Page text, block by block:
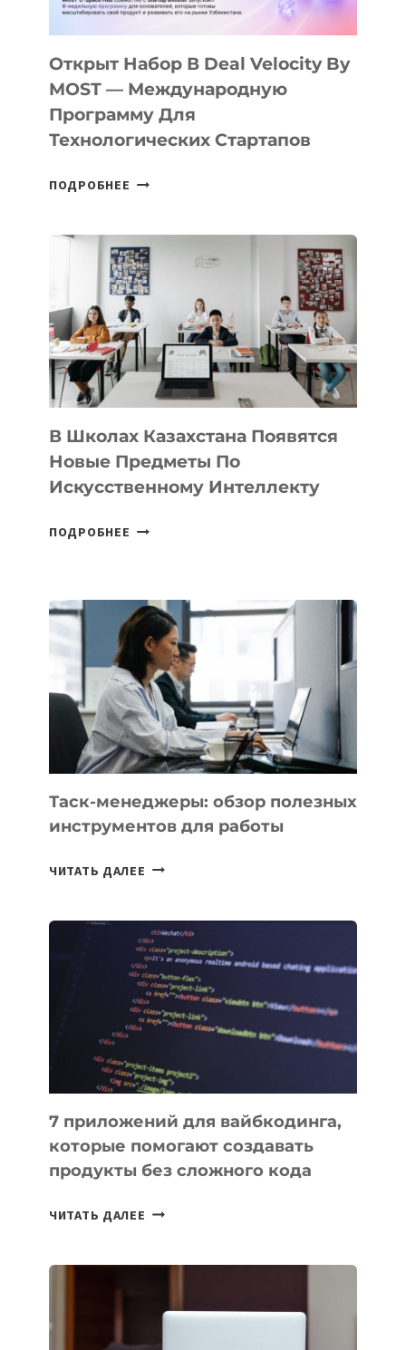
30
ПОДРОСТКАМ
БИЛЕТ
В
ПРЕДПРИНИМАТЕЛЬСТВО
Открыт Набор В Deal Velocity By
MOST — Международную
Программу Для
Технологических Стартапов
ПОДРОБНЕЕ ОТКРЫТ
DEAL
VELOCITY
BY
MOST
—
МЕЖДУНАРОДНУЮ
ПРОГРАММУ
ДЛЯ
ТЕХНОЛОГИЧЕСКИХ
В Школах Казахстана Появятся
Новые Предметы По
Искусственному Интеллекту
ПОДРОБНЕЕ
НОВЫЕ
ПРЕДМЕТЫ
ПО
ИСКУССТВЕННОМУ
ИНТЕЛЛЕКТУ
Таск-менеджеры: обзор полезных
инструментов для работы
ЧИТАТЬ ДАЛЕЕ ТАСК-
ПОЛЕЗНЫХ
ИНСТРУМЕНТОВ
ДЛЯ
РАБОТЫ
7 приложений для вайбкодинга,
которые помогают создавать
продукты без сложного кода
ЧИТАТЬ ДАЛЕЕ 7
ПОМОГАЮТ
СОЗДАВАТЬ